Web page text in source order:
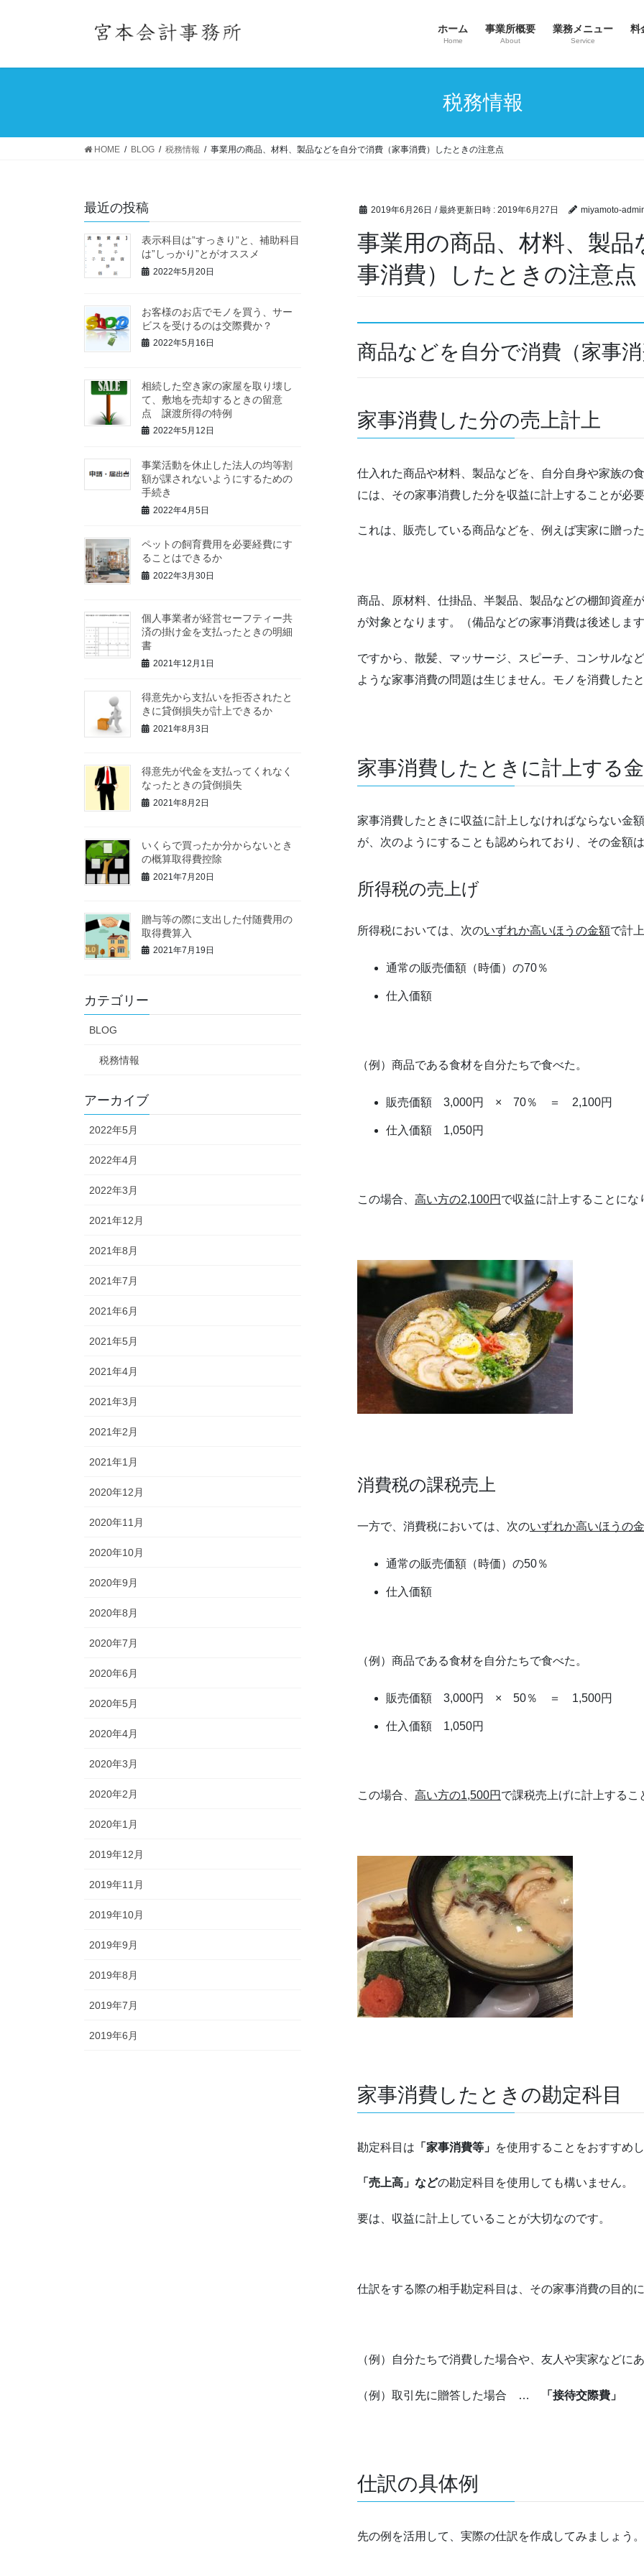
ホーム
Home
事業所概要
About
業務メニュー
Service
料
税務情報
HOME BLOG 税務情報 事業用の商品、材料、製品などを自分で消費（家事消費）したときの注意点
2019年6月26日 / 最終更新日時 : 2019年6月27日 miyamoto-
事業用の商品、材料、製
事消費）したときの注意点
商品などを自分で消費（家事
家事消費した分の売上計上
仕入れた商品や材料、製品などを、自分自身や家族の
には、その家事消費した分を収益に計上することが必
これは、販売している商品などを、例えば実家に贈っ
商品、原材料、仕掛品、半製品、製品などの棚卸資産
が対象となります。（備品などの家事消費は後述しま
ですから、散髪、マッサージ、スピーチ、コンサルな
ような家事消費の問題は生じません。モノを消費した
家事消費したときに計上する
家事消費したときに収益に計上しなければならない金
が、次のようにすることも認められており、その金額
所得税の売上げ
所得税においては、次のいずれか高いほうの金額で計
通常の販売価額（時価）の70％
仕入価額
（例）商品である食材を自分たちで食べた。
販売価額 3,000円 × 70％ ＝ 2,100円
仕入価額 1,050円
この場合、 高い方の2,100円 で収益に計上することにな
消費税の課税売上
一方で、消費税においては、次のいずれか高いほうの
通常の販売価額（時価）の50％
仕入価額
（例）商品である食材を自分たちで食べた。
販売価額 3,000円 × 50％ ＝ 1,500円
仕入価額 1,050円
この場合、 高い方の1,500円 で課税売上げに計上するこ
家事消費したときの勘定科目
勘定科目は 「家事消費等」 を使用することをおすすめ
「売上高」などの勘定科目を使用しても構いません。
要は、収益に計上していることが大切なのです。
仕訳をする際の相手勘定科目は、その家事消費の目的
（例）自分たちで消費した場合や、友人や実家など
（例）取引先に贈答した場合 … 「接待交際費」
仕訳の具体例
先の例を活用して、実際の仕訳を作成してみましょう。
最近の投稿
表示科目は”すっきり”と、補助科目
は”しっかり”とがオススメ
2022年5月20日
お客様のお店でモノを買う、サー
ビスを受けるのは交際費か？
2022年5月16日
相続した空き家の家屋を取り壊し
て、敷地を売却するときの留意
点 譲渡所得の特例
2022年5月12日
事業活動を休止した法人の均等割
額が課されないようにするための
手続き
2022年4月5日
ペットの飼育費用を必要経費にす
ることはできるか
2022年3月30日
個人事業者が経営セーフティー共
済の掛け金を支払ったときの明細
書
2021年12月1日
得意先から支払いを拒否されたと
きに貸倒損失が計上できるか
2021年8月3日
得意先が代金を支払ってくれなく
なったときの貸倒損失
2021年8月2日
いくらで買ったか分からないとき
の概算取得費控除
2021年7月20日
贈与等の際に支出した付随費用の
取得費算入
2021年7月19日
カテゴリー
BLOG
税務情報
アーカイブ
2022年5月
2022年4月
2022年3月
2021年12月
2021年8月
2021年7月
2021年6月
2021年5月
2021年4月
2021年3月
2021年2月
2021年1月
2020年12月
2020年11月
2020年10月
2020年9月
2020年8月
2020年7月
2020年6月
2020年5月
2020年4月
2020年3月
2020年2月
2020年1月
2019年12月
2019年11月
2019年10月
2019年9月
2019年8月
2019年7月
2019年6月